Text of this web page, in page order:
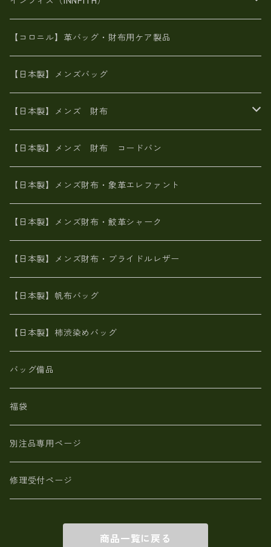
斜め掛け
メタリック
佐賀牛革
革友禅染め
ポーテッド
スペインレザー
革友禅染め
メタリック
ポーチ
ヌメ革
革友禅染め
財布ショルダー
ヌメ革
がま口財布
革友禅染め
山羊革
火山灰染め
名刺入れ・キーケース、他
財布・小物
BAG
財布・小物
【コロニル】革バッグ・財布用ケア製品
【日本製】メンズバッグ
【日本製】メンズ 財布
象革エレファント【日本製】メンズ 財布
鮫革シャーク【日本製】メンズ 財布
ブライドルレザー【日本製】メンズ 財布
MAISON de HIROAN 【日本製】メンズ 財布
栃木レザー 【日本製】メンズ 財布
革小物・財布【日本製】メンズ レディース
【日本製】メンズ 財布 アザラシ革(シールスキン)
【日本製】メンズ 財布 コードバン
【日本製】メンズ財布・象革エレファント
【日本製】メンズ財布・鮫革シャーク
【日本製】メンズ財布・ブライドルレザー
【日本製】帆布バッグ
【日本製】柿渋染めバッグ
バッグ備品
福袋
別注品専用ページ
修理受付ページ
商品一覧に戻る